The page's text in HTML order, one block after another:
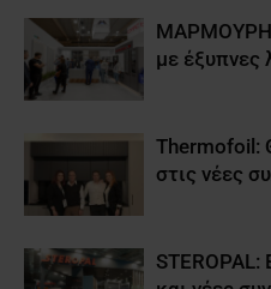
με έξυπνες
Thermofoil:
στις νέες